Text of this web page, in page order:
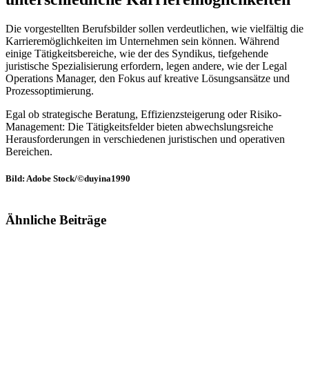
Die vorgestellten Berufsbilder sollen verdeutlichen, wie vielfältig die
Karrieremöglichkeiten im Unternehmen sein können. Während
einige Tätigkeitsbereiche, wie der des Syndikus, tiefgehende
juristische Spezialisierung erfordern, legen andere, wie der Legal
Operations Manager, den Fokus auf kreative Lösungsansätze und
Prozessoptimierung.
Egal ob strategische Beratung, Effizienzsteigerung oder Risiko-
Management: Die Tätigkeitsfelder bieten abwechslungsreiche
Herausforderungen in verschiedenen juristischen und operativen
Bereichen.
Bild: Adobe Stock/©duyina1990
Ähnliche Beiträge